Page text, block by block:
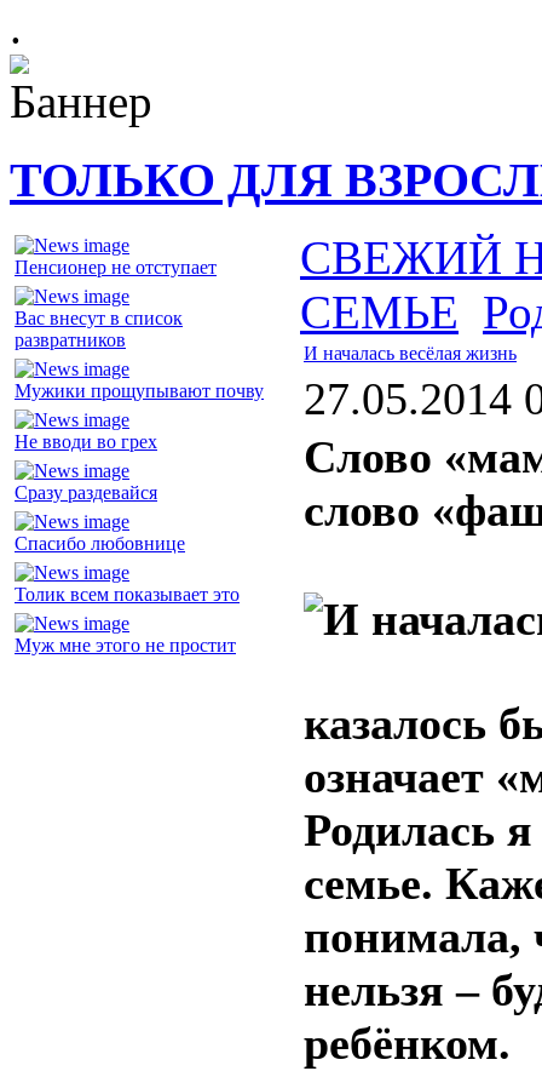
.
ТОЛЬКО ДЛЯ
Пенсионер не отступает
Вас внесут в список
развратников
Мужики прощупывают почву
Не вводи во грех
Сразу раздевайся
Спасибо любовнице
Толик всем показывает это
Муж мне этого не простит
СВЕЖИЙ
СЕМЬЕ
И началась весёлая жизнь
27.05.2014
Слово
слово
казалось
означает
Родилась
семье.
понимала,
нельзя –
ребёнком.